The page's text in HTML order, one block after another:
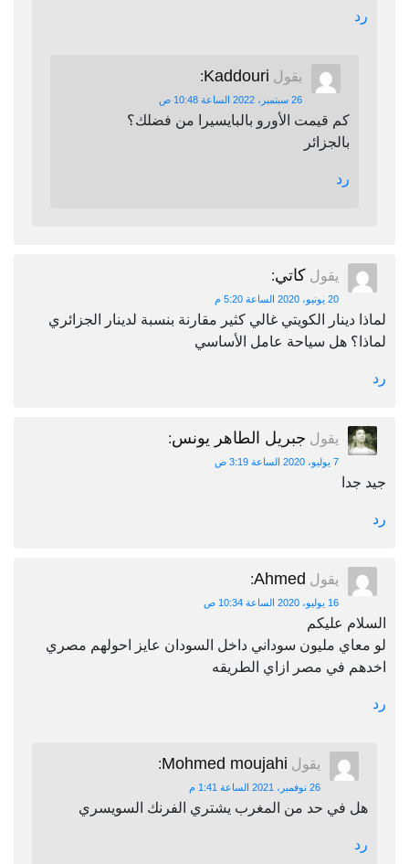
رد
يقول Kaddouri
:
26 سبتمبر، 2022 الساعة 10:48 ص
كم قيمت الأورو بالبايسيرا من فضلك؟
بالجزائر
رد
يقول كاتي:
20 يونيو، 2020 الساعة 5:20 م
لماذا دينار الكويتي غالي كثير مقارنة بنسبة لدينار الجزائري
لماذا؟ هل سياحة عامل الأساسي
رد
يقول جبريل الطاهر يونس:
7 يوليو، 2020 الساعة 3:19 ص
جيد جدا
رد
يقول Ahmed
:
16 يوليو، 2020 الساعة 10:34 ص
السلام عليكم
لو معاي مليون سوداني داخل السودان عايز احولهم مصري
اخدهم في مصر ازاي الطريقه
رد
يقول Mohmed moujahi
:
26 نوفمبر، 2021 الساعة 1:41 م
هل في حد من المغرب يشتري الفرنك السويسري
رد